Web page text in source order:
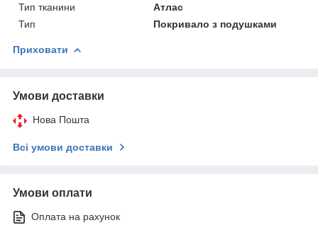
Тип тканини
Атлас
Тип
Покривало з подушками
Приховати
Умови доставки
Нова Пошта
Всі умови доставки
Умови оплати
Оплата на рахунок